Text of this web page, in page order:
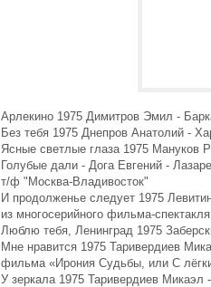
Арлекино 1975 Димитров Эмил -
Без тебя 1975 Днепров Анатолий -
Ясные светлые глаза 1975
Голубые дали - Дога Евгений -
т/ф "Москва-Владивосток"
И продолженье следует 1975
из многосерийного фильма-
Люблю тебя, Ленинград 1975
Мне нравится 1975 Таривердиев
фильма «Ирония Судьбы, или С
У зеркала 1975 Таривердиев Микаэл